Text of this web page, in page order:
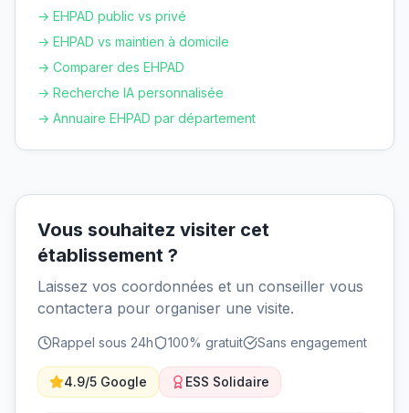
→ EHPAD public vs privé
→ EHPAD vs maintien à domicile
→ Comparer des EHPAD
→ Recherche IA personnalisée
→ Annuaire EHPAD par département
Vous souhaitez visiter cet
établissement ?
Laissez vos coordonnées et un conseiller vous
contactera pour organiser une visite.
Rappel sous 24h 100% gratuit Sans engagement
4.9/5 Google ESS Solidaire